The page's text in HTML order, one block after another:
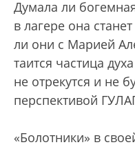
Думала ли
в лагере она
ли они с Марией
таится частица
не отрекутся и не
перспективой
«Болотники» в